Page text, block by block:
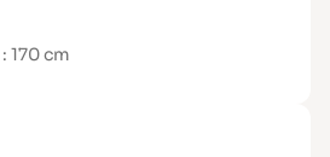
170 cm